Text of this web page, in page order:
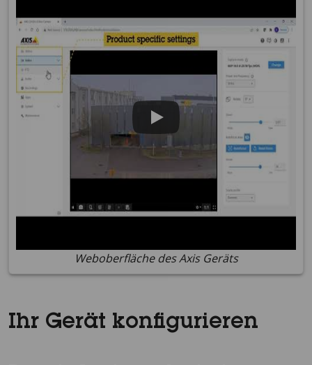
Weboberfläche des Axis Geräts
Ihr Gerät konfigurieren